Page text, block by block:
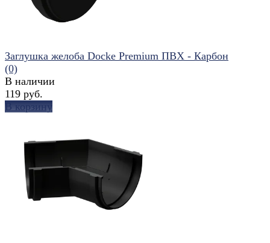
избранное сравнить
Заглушка желоба Docke Premium ПВХ - Карбон
(0)
В наличии
119 руб.
В корзину